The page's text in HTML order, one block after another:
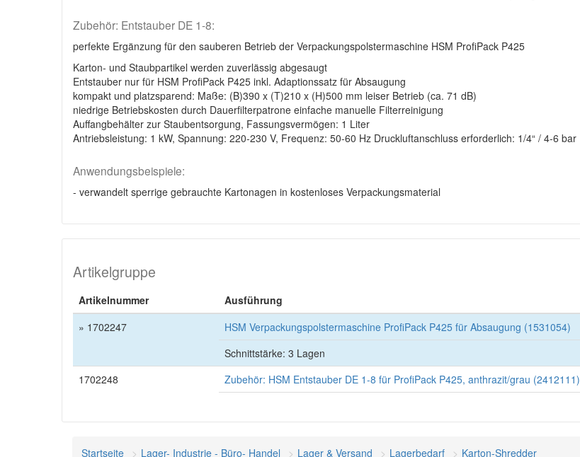
Zubehör: Entstauber DE 1-8:
perfekte Ergänzung für den sauberen Betrieb der Verpackungspolstermaschine HSM ProfiPack P425
Karton- und Staubpartikel werden zuverlässig abgesaugt
Entstauber nur für HSM ProfiPack P425 inkl. Adaptionssatz für Absaugung
kompakt und platzsparend: Maße: (B)390 x (T)210 x (H)500 mm leiser Betrieb (ca. 71 dB)
niedrige Betriebskosten durch Dauerfilterpatrone einfache manuelle Filterreinigung
Auffangbehälter zur Staubentsorgung, Fassungsvermögen: 1 Liter
Antriebsleistung: 1 kW, Spannung: 220-230 V, Frequenz: 50-60 Hz Druckluftanschluss erforderlich: 1/4“ / 4-6 bar
Anwendungsbeispiele:
- verwandelt sperrige gebrauchte Kartonagen in kostenloses Verpackungsmaterial
Artikelgruppe
Artikelnummer
Ausführung
» 1702247
HSM Verpackungspolstermaschine ProfiPack P425 für Absaugung (1531054)
Schnittstärke: 3 Lagen
1702248
Zubehör: HSM Entstauber DE 1-8 für ProfiPack P425, anthrazit/grau (2412111)
Startseite Lager- Industrie - Büro- Handel Lager & Versand Lagerbedarf Karton-Shredder